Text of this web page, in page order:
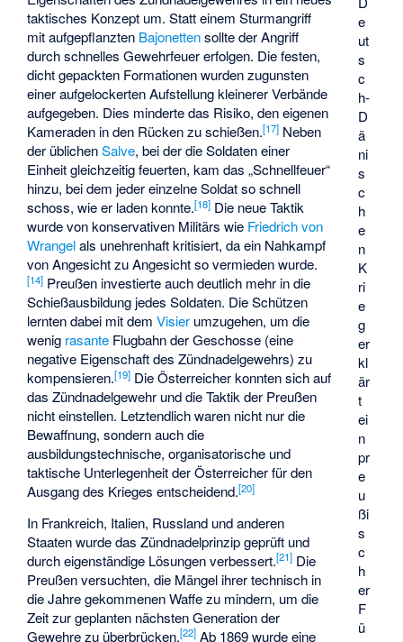
e
ut
s
c
h-
D
ä
ni
s
c
h
e
n
K
ri
e
g
er
kl
är
t
ei
n
pr
e
u
ßi
s
c
h
er
F
ü
taktisches Konzept um. Statt einem Sturmangriff
mit aufgepflanzten Bajonettensollte der Angriff
durch schnelles Gewehrfeuer erfolgen. Die festen,
dicht gepackten Formationen wurden zugunsten
einer aufgelockerten Aufstellung kleinerer Verbände
aufgegeben. Dies minderte das Risiko, den eigenen
Kameraden in den Rücken zu schießen.[17] Neben
der üblichenSalve, bei der die Soldaten einer
Einheit gleichzeitig feuerten, kam das „Schnellfeuer“
hinzu, bei dem jeder einzelne Soldat so schnell
schoss, wie er laden konnte.[18] Die neue Taktik
wurde von konservativen Militärs wie Friedrich von
Wrangelals unehrenhaft kritisiert, da ein Nahkampf
von Angesicht zu Angesicht so vermieden wurde.
[14] Preußen investierte auch deutlich mehr in die
Schießausbildung jedes Soldaten. Die Schützen
lernten dabei mit demVisier umzugehen, um die
wenig rasante Flugbahn der Geschosse (eine
negative Eigenschaft des Zündnadelgewehrs) zu
kompensieren.[19] Die Österreicher konnten sich auf
das Zündnadelgewehr und die Taktik der Preußen
nicht einstellen. Letztendlich waren nicht nur die
Bewaffnung, sondern auch die
ausbildungstechnische, organisatorische und
taktische Unterlegenheit der Österreicher für den
Ausgang des Krieges entscheidend.[20]
In Frankreich, Italien, Russland und anderen
Staaten wurde das Zündnadelprinzip geprüft und
durch eigenständige Lösungen verbessert.[21] Die
Preußen versuchten, die Mängel ihrer technisch in
die Jahre gekommenen Waffe zu mindern, um die
Zeit zur geplanten nächsten Generation der
Gewehre zu überbrücken.[22] Ab 1869 wurde eine